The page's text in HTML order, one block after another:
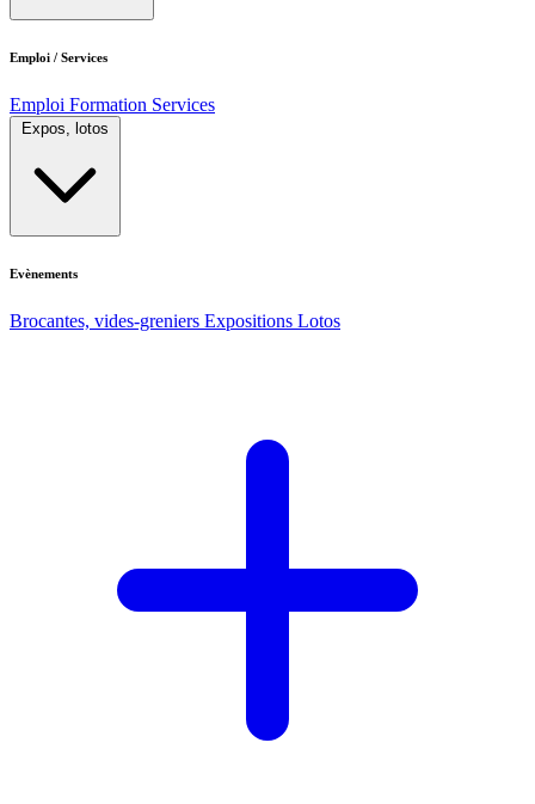
Emploi / Services
Emploi Formation Services
Expos, lotos
Evènements
Brocantes, vides-greniers Expositions Lotos